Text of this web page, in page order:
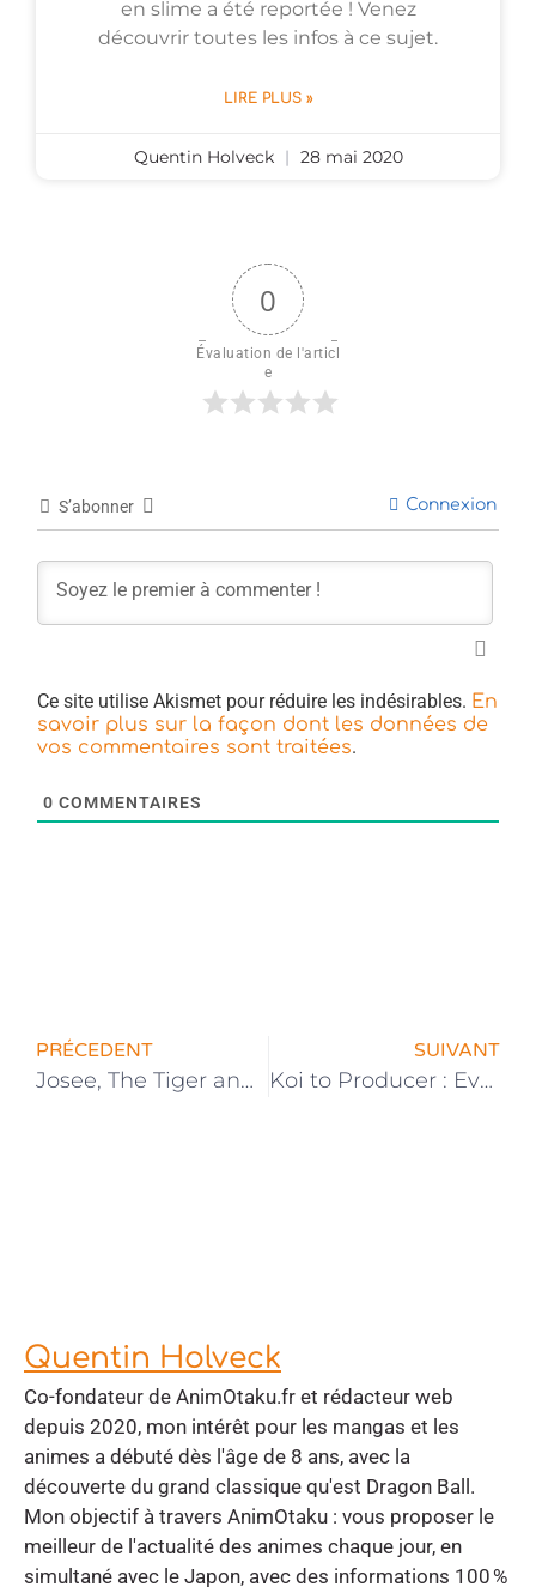
en slime a été reportée ! Venez
découvrir toutes les infos à ce sujet.
LIRE PLUS »
Quentin Holveck 28 mai 2020
0
Évaluation de l'articl
e
S’abonner Connexion
Ce site utilise Akismet pour réduire les indésirables. En
savoir plus sur la façon dont les données de
vos commentaires sont traitées.
0 COMMENTAIRES
PRÉCEDENT
Josee, The Tiger and the Fish | Le Film Reporté
SUIVANT
Koi to Producer : Evol x Love | La Date de Sortie Annoncée
Quentin Holveck
Co-fondateur de AnimOtaku.fr et rédacteur web
depuis 2020, mon intérêt pour les mangas et les
animes a débuté dès l'âge de 8 ans, avec la
découverte du grand classique qu'est Dragon Ball.
Mon objectif à travers AnimOtaku : vous proposer le
meilleur de l'actualité des animes chaque jour, en
simultané avec le Japon, avec des informations 100 %